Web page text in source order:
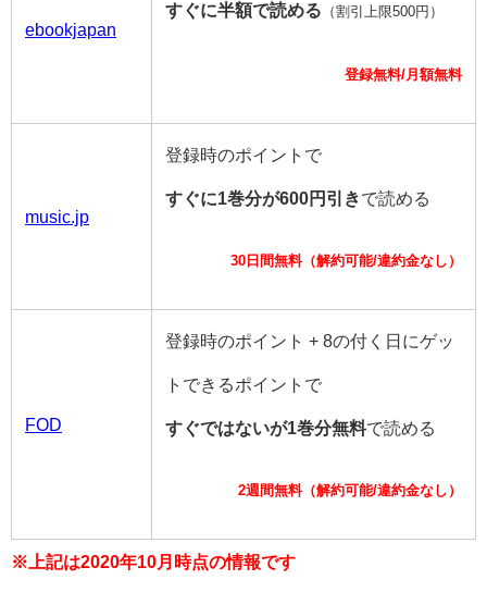
ebookjapan
すぐに半額で読める （割引上限500円）
登録無料/月額無料
music.jp
登録時のポイントで
すぐに1巻分が600円引きで読める
30日間無料（解約可能/違約金なし）
FOD
登録時のポイント + 8の付く日にゲッ
トできるポイントで
すぐではないが1巻分無料で読める
2週間無料（解約可能/違約金なし）
※上記は2020年10月時点の情報です